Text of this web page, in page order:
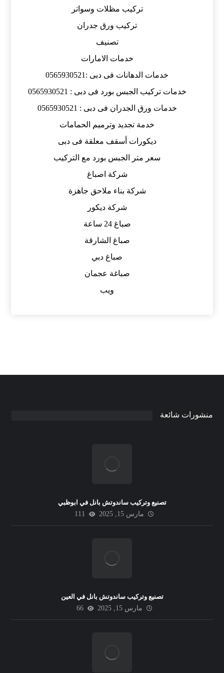
تركيب مظلات وسواتر
تركيب ورق جدران
تصنيف
خدمات الامارات
خدمات الدهانات فى دبى :0565930521
خدمات تركيب الجبس بورد فى دبى : 0565930521
خدمات ورق الجدران فى دبى : 0565930521
خدمة تجديد وترميم الحمامات
ديكورات أسقف معلقة فى دبى
سعر متر الجبس بورد مع التركيب
شركة اصباغ
شركة بناء ملاحق جاهزة
شركة ديكور
صباغ 24 ساعة
صباغ الشارقة
صباغ دبي
صباغة عجمان
ويب
منشورات شائعة
تصنيع وتركيب ساندوتش بانل في ابوظبي
مارس 15, 2025
111
تصنيع وتركيب ساندوتش بانل في العين
مارس 15, 2025
66